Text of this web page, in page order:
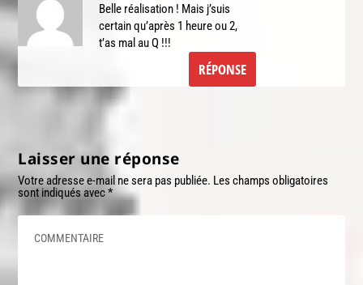
Belle réalisation ! Mais j’suis
certain qu’après 1 heure ou 2,
t’as mal au Q !!!
RÉPONSE
Laisser une réponse
Votre adresse e-mail ne sera pas publiée. Les champs obligatoires
sont indiqués avec*